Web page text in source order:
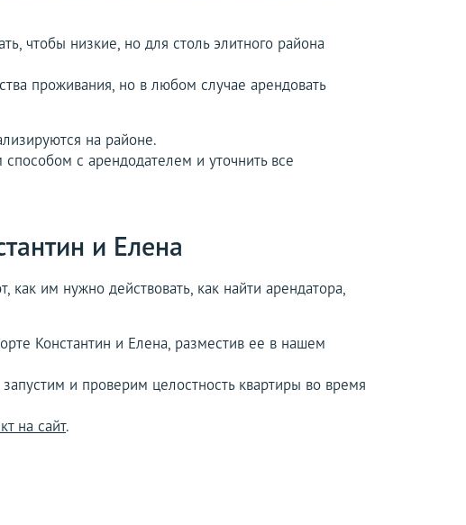
чтобы низкие, но для столь элитного района
проживания, но в любом случае арендовать
на районе.
с арендодателем и уточнить все
и Елена
им нужно действовать, как найти арендатора,
Константин и Елена, разместив ее в нашем
и проверим целостность квартиры во время
на сайт.